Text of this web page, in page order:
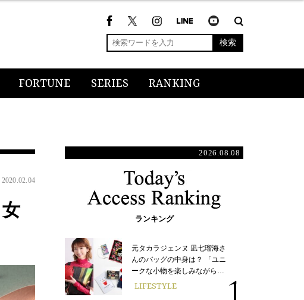
検索
FORTUNE SERIES RANKING
2020.02.04
2026.08.08
ランキング
元タカラジェンヌ 凪七瑠海さ
んのバッグの中身は？ 「ユニ
ークな小物を楽しみながら…
LIFESTYLE